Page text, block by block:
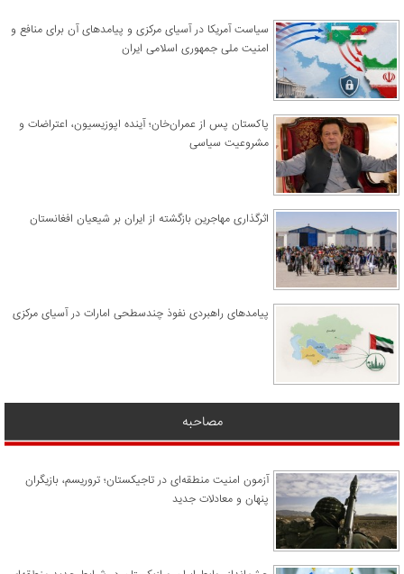
سیاست آمریکا در آسیای مرکزی و پیامدهای آن برای منافع و
امنیت ملی جمهوری اسلامی ایران
پاکستان پس از عمران‌خان؛ آینده اپوزیسیون، اعتراضات و
مشروعیت سیاسی
اثرگذاری مهاجرین بازگشته از ایران بر شیعیان افغانستان
پیامدهای راهبردی نفوذ چندسطحی امارات در آسیای مرکزی
مصاحبه
آزمون امنیت منطقه‌ای در تاجیکستان؛ تروریسم، بازیگران
پنهان و معادلات جدید